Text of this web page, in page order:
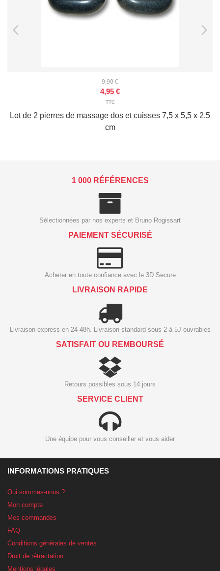
9,90 €
4,95 €
TTC
Lot de 2 pierres de massage dos et cuisses 7,5 x 5,5 x 2,5
cm
1 000 RÉFÉRENCES
Sélectionnées par nos experts et Bruno Rogissart
PAIEMENT SÉCURISÉ
Acheter en toute confiance avec le 3D Secure
LIVRAISON RAPIDE
Livraison express en 24-48h. Livraison standard sous 2 à 5J ouvrables
SATISFAIT OU REMBOURSÉ
Retours possibles sous 14 jours
SERVICE CLIENT
Une équipe pour vous conseiller et vous aider
INFORMATIONS PRATIQUES
Qui sommes-nous ?
Mon compte
Mes commandes
FAQ
Conditions générales de ventes
Droit de rétractation
Mentions légales